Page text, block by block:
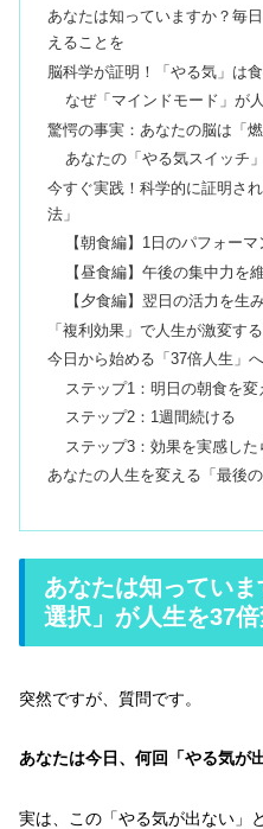
あなたは知っていますか？毎
えることを
脳科学が証明！「やる気」は
なぜ「マインドモード」が
驚愕の事実：あなたの脳は「
あなたの「やる気スイッチ
今すぐ実践！科学的に証明さ
法」
【朝食編】1日のパフォー
【昼食編】午後の集中力を
【夕食編】翌日の活力を生
「複利効果」で人生が激変す
今日から始める「37倍人生」
ステップ1：明日の朝食を変
ステップ2：1週間続ける
ステップ3：効果を実感した
あなたの人生を変える「最後の
あなたは知ってい
選択」が人生を37
突然ですが、質問です。
あなたは今日、何回「やる気が
実は、この「やる気が出ない」